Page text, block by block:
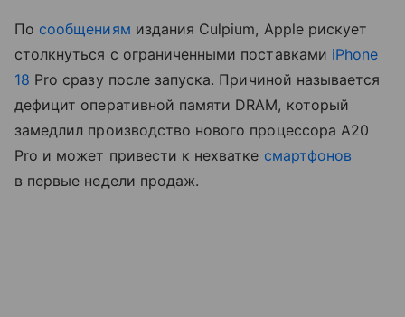
По сообщениям издания Culpium, Apple рискует
столкнуться с ограниченными поставками iPhone
18 Pro сразу после запуска. Причиной называется
дефицит оперативной памяти DRAM, который
замедлил производство нового процессора A20
Pro и может привести к нехватке смартфонов
в первые недели продаж.